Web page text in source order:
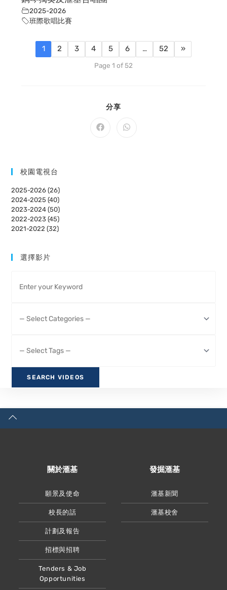
2025-2026
班際歌唱比賽
1 2 3 4 5 6 … 52 »
Page 1 of 52
分享
CONTENT
Opens
Opens
校園電視台
2025-2026 (26)
2024-2025 (40)
2023-2024 (50)
2022-2023 (45)
2021-2022 (32)
選擇影片
關於滙基
願景及使命
校長的話
計劃及報告
招標與招聘
Tenders & Job
Opportunities
發掘滙基
滙基新聞
滙基校舍